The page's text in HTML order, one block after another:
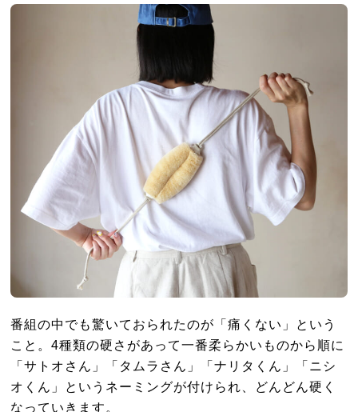
番組の中でも驚いておられたのが「痛くない」という
こと。4種類の硬さがあって一番柔らかいものから順に
「サトオさん」「タムラさん」「ナリタくん」「ニシ
オくん」というネーミングが付けられ、どんどん硬く
なっていきます。